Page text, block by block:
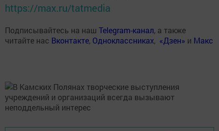
https://max.ru/tatmedia
Подписывайтесь на наш Telegram-канал, а также
читайте нас Вконтакте, Одноклассниках, «Дзен» и Макс